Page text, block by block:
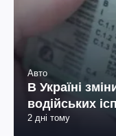
Авто
В Україні
водійських
2 дні тому